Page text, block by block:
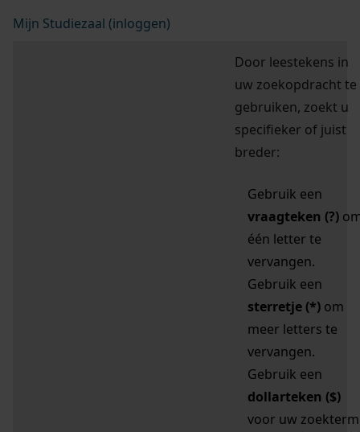
Mijn Studiezaal (inloggen)
Door leestekens in
uw zoekopdracht te
gebruiken, zoekt u
specifieker of juist
breder:
Gebruik een
vraagteken (?)
één letter te
vervangen.
Gebruik een
sterretje (*) om
meer letters te
vervangen.
Gebruik een
dollarteken ($)
voor uw zoekterm